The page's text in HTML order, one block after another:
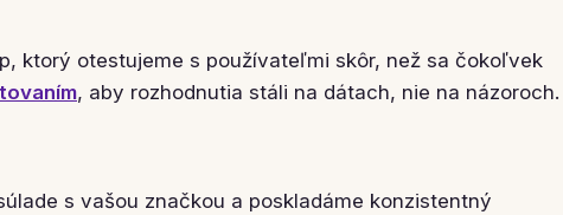
ktorý otestujeme s používateľmi skôr, než sa čokoľvek
, aby rozhodnutia stáli na dátach, nie na názoroch.
s vašou značkou a poskladáme konzistentný